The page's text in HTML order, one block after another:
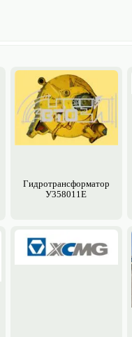
Гидротрансформатор
У358011Е